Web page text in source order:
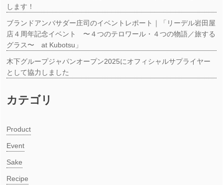
します！
ブランドアンバサダー庄司のイベントレポート｜「リーデル岩田屋
店４周年記念イベント 〜４つのテロワール・４つの物語／旅する
グラス〜 at Kubotsu」
木下グループジャパンオープン2025にオフィシャルサプライヤー
として協力しました
カテゴリ
Product
Event
Sake
Recipe